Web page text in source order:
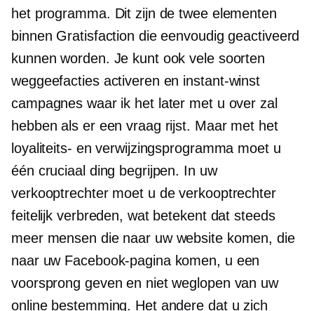
het programma. Dit zijn de twee elementen
binnen Gratisfaction die eenvoudig geactiveerd
kunnen worden. Je kunt ook vele soorten
weggeefacties activeren en instant-winst
campagnes waar ik het later met u over zal
hebben als er een vraag rijst. Maar met het
loyaliteits- en verwijzingsprogramma moet u
één cruciaal ding begrijpen. In uw
verkooptrechter moet u de verkooptrechter
feitelijk verbreden, wat betekent dat steeds
meer mensen die naar uw website komen, die
naar uw Facebook-pagina komen, u een
voorsprong geven en niet weglopen van uw
online bestemming. Het andere dat u zich